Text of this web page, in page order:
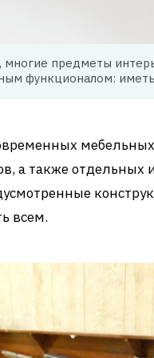
многие предметы
функционалом:
а также
всем.